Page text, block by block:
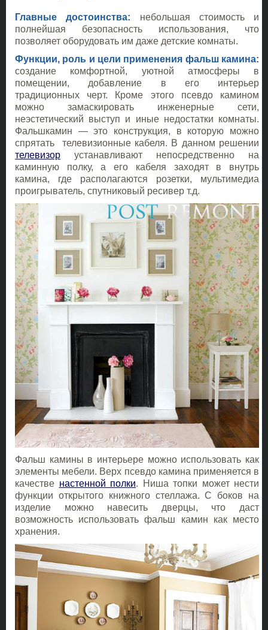
Главные достоинства: небольшая стоимость и
полнейшая безопасность использования, что
позволяет оборудовать им даже детские комнаты.
Функции, роль и цели применения фальш камина:
создание комфортной, уютной атмосферы в
помещении, добавление в его интерьер
традиционных черт. Кроме этого псевдо камином
можно замаскировать инженерные сети,
неэстетический выступ и иные недостатки комнаты.
Фальшкамин — это конструкция, в которую можно
спрятать телевизионные кабеля. В данном решении
телевизор устанавливают непосредственно на
каминную полку, а его кабеля заходят в внутрь
камина, где располагаются розетки, мультимедиа
проигрыватель, спутниковый ресивер т.д.
Фальш камины в интерьере можно использовать как
элементы мебели. Верх псевдо камина применяется в
качестве настенной полки. Ниша топки может нести
функции открытого книжного стеллажа. С боков на
изделие можно навесить дверцы, что даст
возможность использовать фальш камин как место
хранения.